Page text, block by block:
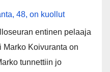
48, on kuollut
entinen pelaaja
Marko Koivuranta on
tunnettiin jo